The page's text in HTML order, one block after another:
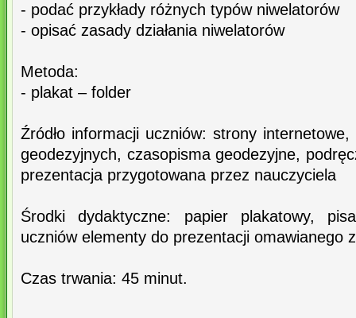
- podać przykłady różnych typów niwelatorów
- opisać zasady działania niwelatorów
Metoda:
- plakat – folder
Źródło informacji uczniów: strony
geodezyjnych, czasopisma geodezyjne,
prezentacja przygotowana przez nauczyciela
Środki dydaktyczne: papier plakatowy,
uczniów elementy do prezentacji omawianego
Czas trwania: 45 minut.